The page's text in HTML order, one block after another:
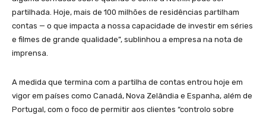
partilhada. Hoje, mais de 100 milhões de residências partilham
contas — o que impacta a nossa capacidade de investir em séries
e filmes de grande qualidade”, sublinhou a empresa na nota de
imprensa.
A medida que termina com a partilha de contas entrou hoje em
vigor em países como Canadá, Nova Zelândia e Espanha, além de
Portugal, com o foco de permitir aos clientes “controlo sobre